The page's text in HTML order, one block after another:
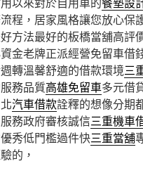
程，居家風格讓您放心保
方法最好的板橋當舖高評
金老牌正派經營免留車借
轉溫馨舒適的借款環境三
務品質高雄免留車多元借
汽車借款詮釋的想像分期
務政府審核誠信三重機車
秀低門檻過件快三重當舖
的，